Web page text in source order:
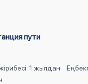
пути
1 жылдан